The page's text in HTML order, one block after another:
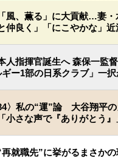
風、薫る」に大貢献…妻・
仲良く」「にこやかな」近
人指揮官誕生へ 森保一監
ー1部の日系クラブ」一択
〉私の“運”論 大谷翔平
小さな声で『ありがとう』
就職先”に挙がるまさか